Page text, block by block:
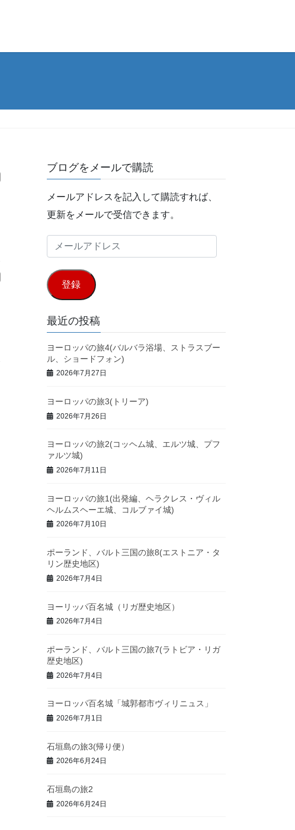
ブログをメールで購読
メールアドレスを記入して購読すれば、
更新をメールで受信できます。
ー
ル
ア
ド
レ
ス
登録
最近の投稿
ヨーロッパの旅4(バルバラ浴場、ストラスブー
ル、ショードフォン)
2026年7月27日
ヨーロッパの旅3(トリーア)
2026年7月26日
ヨーロッパの旅2(コッヘム城、エルツ城、プフ
ァルツ城)
2026年7月11日
ヨーロッパの旅1(出発編、ヘラクレス・ヴィル
ヘルムスヘーエ城、コルブァイ城)
2026年7月10日
ポーランド、バルト三国の旅8(エストニア・タ
リン歴史地区)
2026年7月4日
ヨーリッパ百名城（リガ歴史地区）
2026年7月4日
ポーランド、バルト三国の旅7(ラトビア・リガ
歴史地区)
2026年7月4日
ヨーロッパ百名城「城郭都市ヴィリニュス」
2026年7月1日
石垣島の旅3(帰り便）
2026年6月24日
石垣島の旅2
2026年6月24日